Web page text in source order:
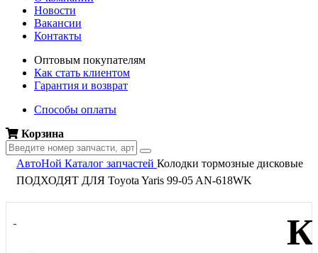
Новости
Вакансии
Контакты
Оптовым покупателям
Как стать клиентом
Гарантия и возврат
Способы оплаты
Корзина
АвтоНой Каталог запчастей Колодки тормозные дисковые
ПОДХОДЯТ ДЛЯ Toyota Yaris 99-05 AN-618WK